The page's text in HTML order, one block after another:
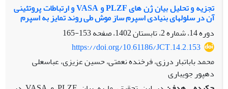
تجزیه و تحلیل بیان ژن های PLZF و VASA و ارتباطات پروتئینی
آن در سلول‫های بنیادی اسپرم ساز موش طی روند تمایز به اسپرم‬‬‬‬‬‬‬
دوره 14، شماره 2، تابستان 1402، صفحه
153-165
https://doi.org/10.61186/JCT.14.2.153
محمد باباتبار درزی، فرخنده نعمتی، حسین عزیزی، عباسعلی
دهپور جویباری